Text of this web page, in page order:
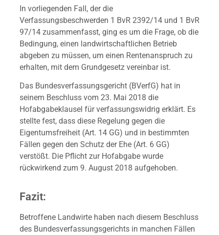
In vorliegenden Fall, der die
Verfassungsbeschwerden 1 BvR 2392/14 und 1 BvR
97/14 zusammenfasst, ging es um die Frage, ob die
Bedingung, einen landwirtschaftlichen Betrieb
abgeben zu müssen, um einen Rentenanspruch zu
erhalten, mit dem Grundgesetz vereinbar ist.
Das Bundesverfassungsgericht (BVerfG) hat in
seinem Beschluss vom 23. Mai 2018 die
Hofabgabeklausel für verfassungswidrig erklärt. Es
stellte fest, dass diese Regelung gegen die
Eigentumsfreiheit (Art. 14 GG) und in bestimmten
Fällen gegen den Schutz der Ehe (Art. 6 GG)
verstößt. Die Pflicht zur Hofabgabe wurde
rückwirkend zum 9. August 2018 aufgehoben.
Fazit:
Betroffene Landwirte haben nach diesem Beschluss
des Bundesverfassungsgerichts in manchen Fällen